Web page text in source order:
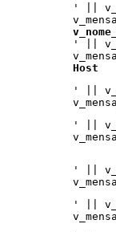
' ||
' ||
Host
' ||
' ||
' ||
' ||